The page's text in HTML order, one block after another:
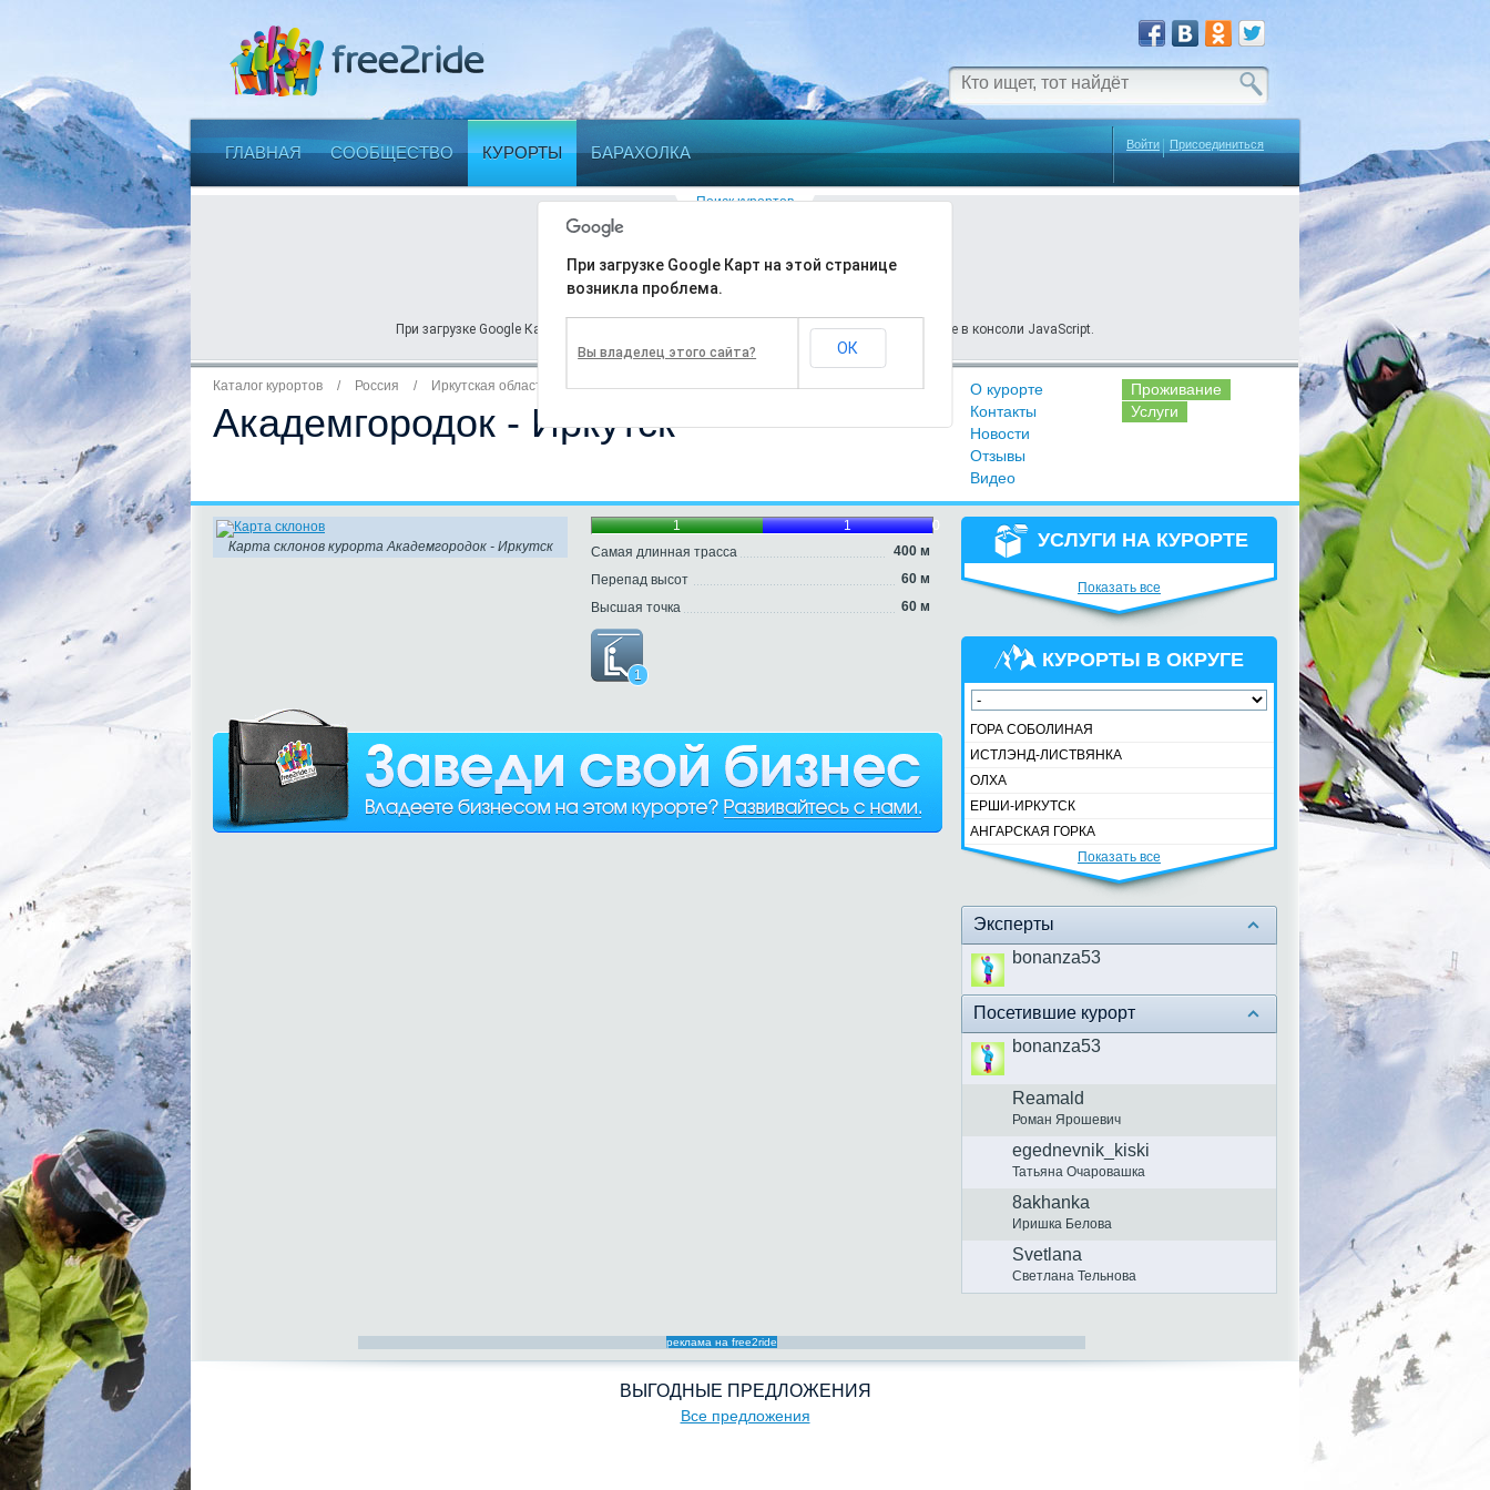
ГЛАВНАЯ СООБЩЕСТВО КУРОРТЫ БАРАХОЛКА Войти Присоединиться
Ошибка
При загрузке Google Карт на этой странице возникла проблема. Подробности вы найдете в консоли JavaScript.
При загрузке Google Карт на этой странице
возникла проблема.
Вы владелец этого сайта? ОК
Поиск курортов
Каталог курортов / Россия / Иркутская область
Академгородок - Иркутск
О курорте
Контакты
Новости
Отзывы
Видео
Проживание
Услуги
Карта склонов курорта Академгородок - Иркутск
1 1 0
0
Самая длинная трасса
400 м
Перепад высот
60 м
Высшая точка
60 м
1
УСЛУГИ НА КУРОРТЕ
Показать все
КУРОРТЫ В ОКРУГЕ
ГОРА СОБОЛИНАЯ
ИСТЛЭНД-ЛИСТВЯНКА
ОЛХА
ЕРШИ-ИРКУТСК
АНГАРСКАЯ ГОРКА
Показать все
Эксперты
bonanza53
Посетившие курорт
bonanza53
Reamald
Роман Ярошевич
egednevnik_kiski
Татьяна Очаровашка
8akhanka
Иришка Белова
Svetlana
Светлана Тельнова
реклама на free2ride
ВЫГОДНЫЕ ПРЕДЛОЖЕНИЯ
Все предложения